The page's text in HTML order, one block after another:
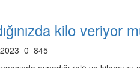
kilo veriyor
0 845